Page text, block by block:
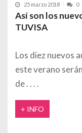
25 marzo 2018 0
Así son los
TUVISA
Los diez nuevos
este verano
de
+ INFO